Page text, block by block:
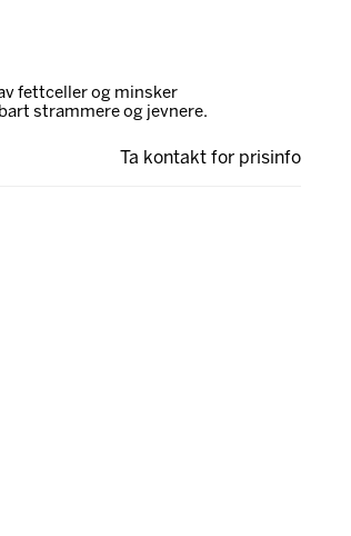
fettceller og minsker
strammere og jevnere.
Ta kontakt for prisinfo